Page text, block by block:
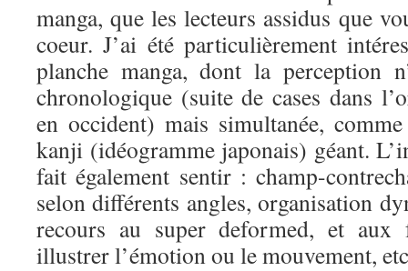
manga, que les lecteurs assidus que
coeur. J’ai été particulièrement
planche manga, dont la perception
chronologique (suite de cases dans
en occident) mais simultanée,
kanji (idéogramme japonais) géant.
fait également sentir : champ-
selon différents angles, organisation
recours au super deformed, et aux
illustrer l’émotion ou le mouvement,